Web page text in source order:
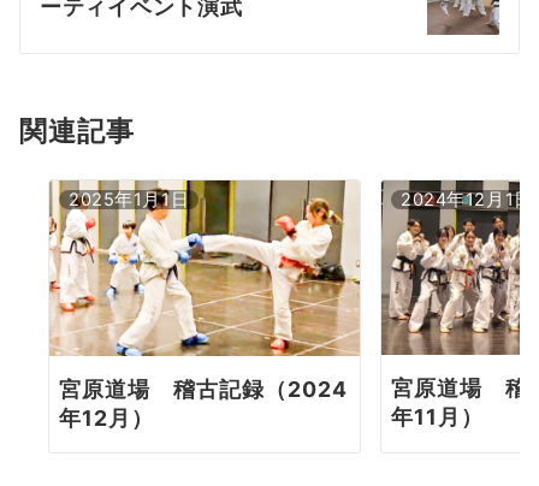
ョ
ン
ーティイベント演武
関連記事
2025年1月1日
宮原道場 稽古記録（2024
年12月）
2024年12月1日
宮原道場 稽
年11月）